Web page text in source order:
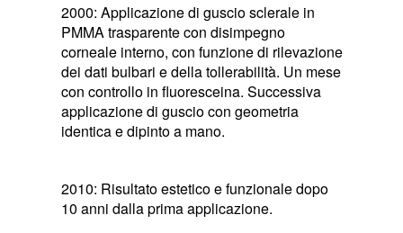
2000: Applicazione di guscio sclerale in
PMMA trasparente con disimpegno
corneale interno, con funzione di rilevazione
dei dati bulbari e della tollerabilità. Un mese
con controllo in fluoresceina. Successiva
applicazione di guscio con geometria
identica e dipinto a mano.
2010: Risultato estetico e funzionale dopo
10 anni dalla prima applicazione.